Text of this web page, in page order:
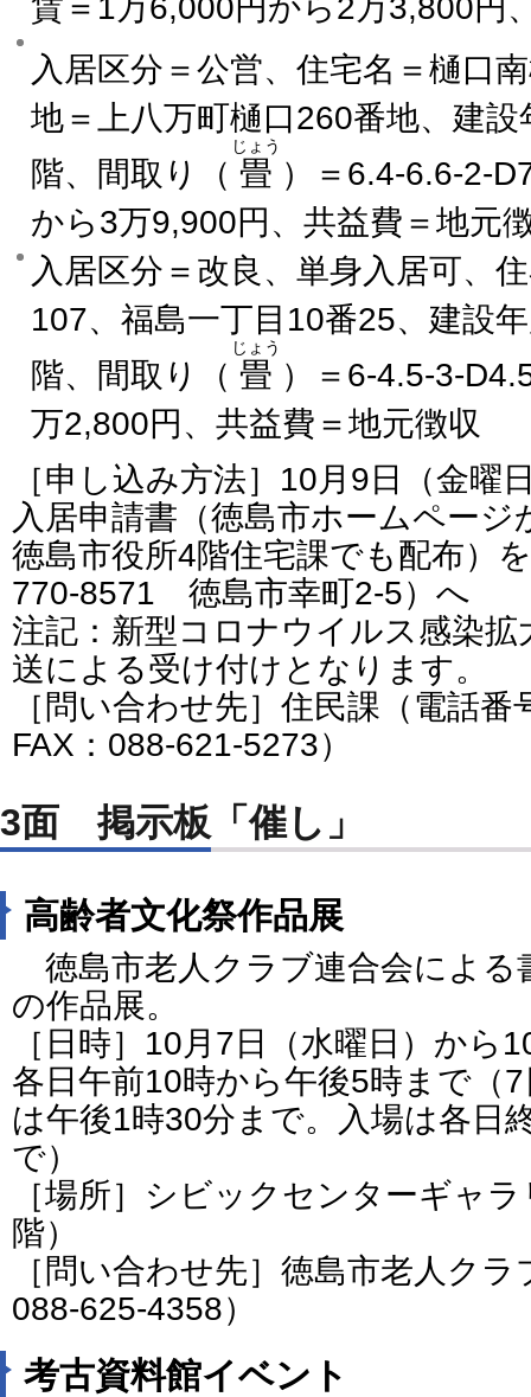
賃＝1万6,000円から2万3,800円
入居区分＝公営、住宅名＝樋口南
地＝上八万町樋口260番地、建
階、間取り（ 畳
じょう
）＝6.4-6.6-2-
から3万9,900円、共益費＝地元
入居区分＝改良、単身入居可、
107、福島一丁目10番25、建設
階、間取り（ 畳
じょう
）＝6-4.5-3-
万2,800円、共益費＝地元徴収
［申し込み方法］10月9日（金曜
入居申請書（徳島市ホームペー
徳島市役所4階住宅課でも配布）
770-8571 徳島市幸町2-5）へ
注記：新型コロナウイルス感染
送による受け付けとなります。
［問い合わせ先］住民課（電話
FAX：088-621-5273）
3面 掲示板「催し」
高齢者文化祭作品展
徳島市老人クラブ連合会による
の作品展。
［日時］10月7日（水曜日）から
各日午前10時から午後5時まで（
は午後1時30分まで。入場は各日
で）
［場所］シビックセンターギャ
階）
［問い合わせ先］徳島市老人ク
088-625-4358）
考古資料館イベント